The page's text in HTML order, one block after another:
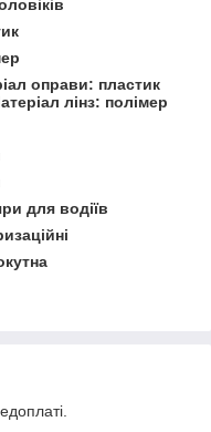
оправи: пластик
лінз: полімер
для водіїв